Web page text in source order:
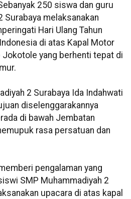
250 siswa dan guru
Surabaya melaksanakan
Hari Ulang Tahun
di atas Kapal Motor
Jokotole yang berhenti tepat di
2 Surabaya Ida Indahwati
diselenggarakannya
di bawah Jembatan
rasa persatuan dan
pengalaman yang
SMP Muhammadiyah 2
upacara di atas kapal